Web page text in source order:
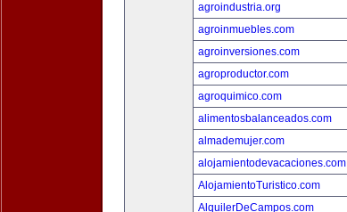
agroindustria.org
agroinmuebles.com
agroinversiones.com
agroproductor.com
agroquimico.com
alimentosbalanceados.com
almademujer.com
alojamientodevacaciones.com
AlojamientoTuristico.com
AlquilerDeCampos.com